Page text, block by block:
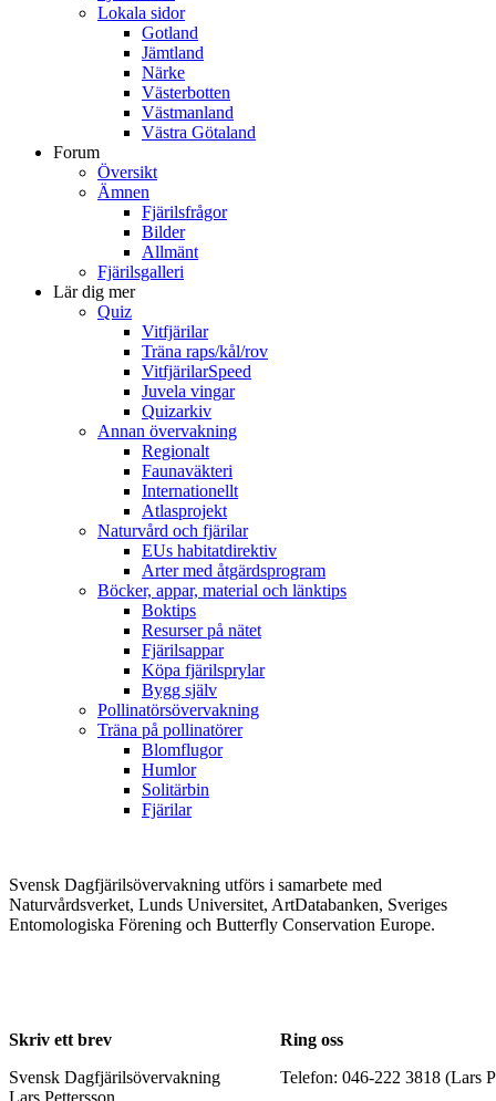
Lokala sidor
Gotland
Jämtland
Närke
Västerbotten
Västmanland
Västra Götaland
Forum
Översikt
Ämnen
Fjärilsfrågor
Bilder
Allmänt
Fjärilsgalleri
Lär dig mer
Quiz
Vitfjärilar
Träna raps/kål/rov
VitfjärilarSpeed
Juvela vingar
Quizarkiv
Annan övervakning
Regionalt
Faunaväkteri
Internationellt
Atlasprojekt
Naturvård och fjärilar
EUs habitatdirektiv
Arter med åtgärdsprogram
Böcker, appar, material och länktips
Boktips
Resurser på nätet
Fjärilsappar
Köpa fjärilsprylar
Bygg själv
Pollinatörsövervakning
Träna på pollinatörer
Blomflugor
Humlor
Solitärbin
Fjärilar
Svensk Dagfjärilsövervakning utförs i samarbete med
Naturvårdsverket, Lunds Universitet, ArtDatabanken, Sveriges
Entomologiska Förening och Butterfly Conservation Europe.
Skriv ett brev
Svensk Dagfjärilsövervakning
Lars Pettersson
Ring oss
Telefon: 046-222 3818 (Lars